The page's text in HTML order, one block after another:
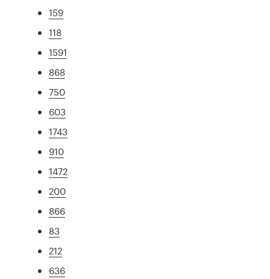
159
118
1591
868
750
603
1743
910
1472
200
866
83
212
636